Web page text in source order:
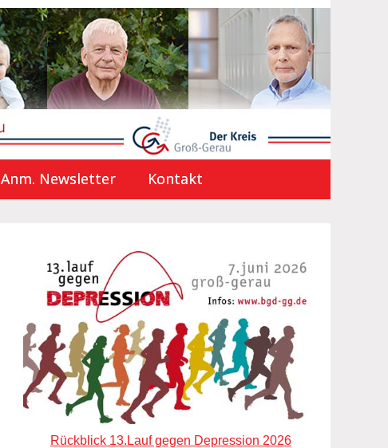
Anm. Newsletter Kontakt
Rückblick 13.Lauf gegen Depression 2026